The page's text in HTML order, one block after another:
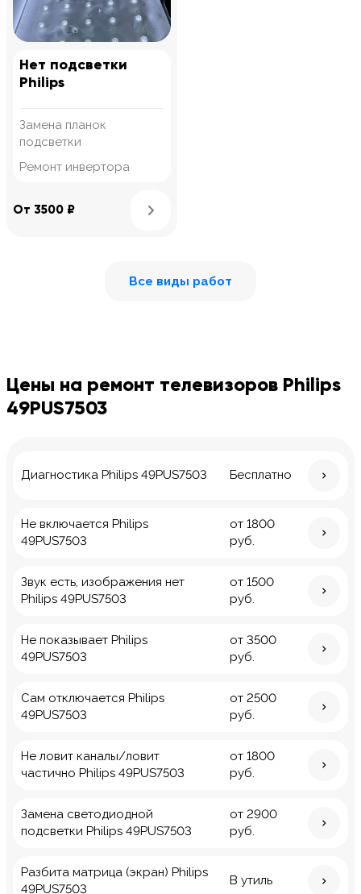
Нет подсветки
Philips
Замена планок
подсветки
Ремонт инвертора
От 3500 ₽
Все виды работ
Цены на ремонт телевизоров Philips
49PUS7503
Диагностика Philips 49PUS7503 Бесплатно
Не включается Philips
49PUS7503
от 1800
руб.
Звук есть, изображения нет
Philips 49PUS7503
от 1500
руб.
Не показывает Philips
49PUS7503
от 3500
руб.
Сам отключается Philips
49PUS7503
от 2500
руб.
Не ловит каналы/ловит
частично Philips 49PUS7503
от 1800
руб.
Замена светодиодной
подсветки Philips 49PUS7503
от 2900
руб.
Разбита матрица (экран) Philips
49PUS7503
В утиль